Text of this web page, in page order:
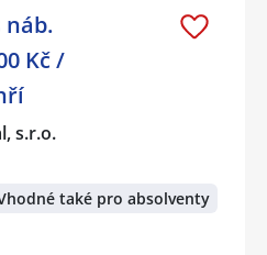
náb.
Kč /
s.r.o.
také pro absolventy